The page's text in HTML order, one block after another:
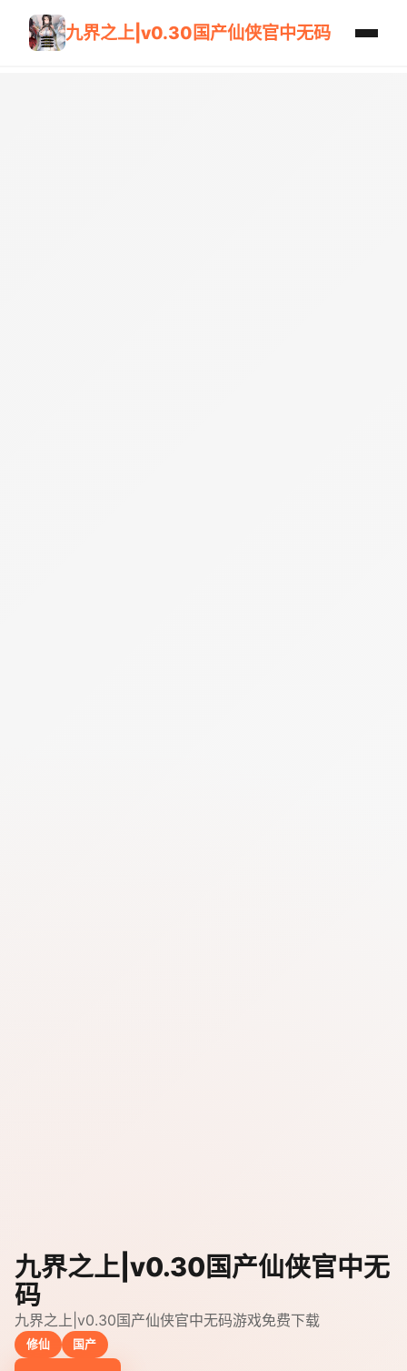
九界之上|v0.30国产仙侠官中无码
九界之上|v0.30国产仙侠官中无
码
九界之上|v0.30国产仙侠官中无码游戏免费下载
修仙 国产